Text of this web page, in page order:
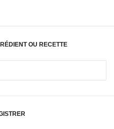
OU RECETTE